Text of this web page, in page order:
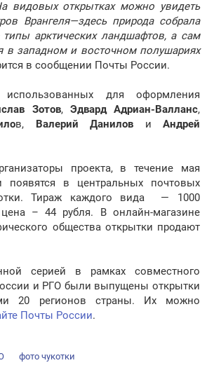
видовых открытках можно увидеть
Врангеля—здесь природа собрала
типы арктических ландшафтов, а сам
в западном и восточном полушариях
в сообщении Почты России.
для оформления
Зотов, Эдвард Адриан-Валланс,
в, Валерий Данилов иАндрей
проекта, в течение мая
появятся в центральных почтовых
Тираж каждого вида — 1000
– 44 рубля. В онлайн-магазине
общества открытки продают
серией в рамках совместного
и РГО были выпущены открытки
20 регионов страны. Их можно
Почты России.
фото чукотки